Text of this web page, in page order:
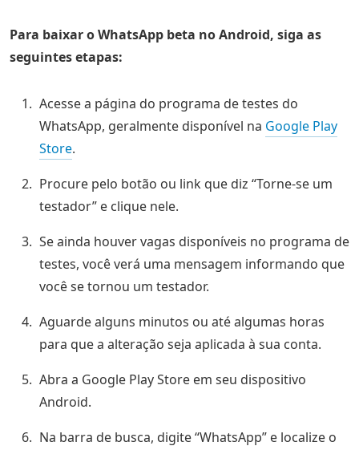
Para baixar o WhatsApp beta no Android, siga as
seguintes etapas:
Acesse a página do programa de testes do
WhatsApp, geralmente disponível na Google Play
Store.
Procure pelo botão ou link que diz “Torne-se um
testador” e clique nele.
Se ainda houver vagas disponíveis no programa de
testes, você verá uma mensagem informando que
você se tornou um testador.
Aguarde alguns minutos ou até algumas horas
para que a alteração seja aplicada à sua conta.
Abra a Google Play Store em seu dispositivo
Android.
Na barra de busca, digite “WhatsApp” e localize o